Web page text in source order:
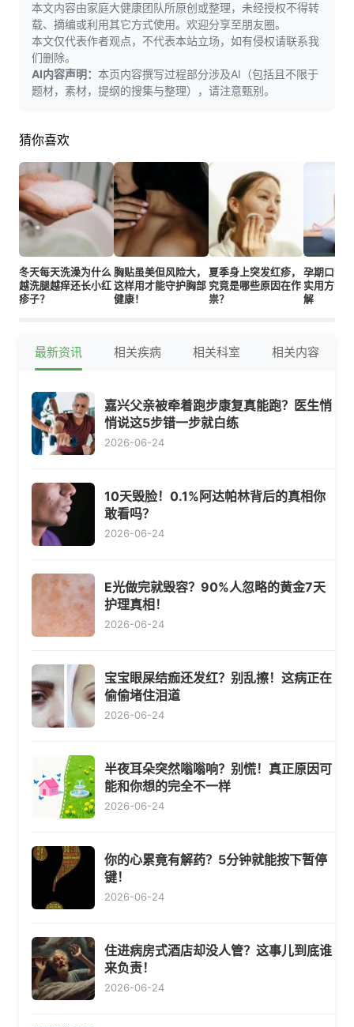
本文内容由家庭大健康团队所原创或整理，未经授权不得转
载、摘编或利用其它方式使用。欢迎分享至朋友圈。
本文仅代表作者观点，不代表本站立场，如有侵权请联系我
们删除。
AI内容声明： 本页内容撰写过程部分涉及AI（包括且不限于
题材，素材，提纲的搜集与整理），请注意甄别。
猜你喜欢
冬天每天洗澡为什么
越洗腿越痒还长小红
疹子？
胸贴虽美但风险大，
这样用才能守护胸部
健康！
夏季身上突发红疹，
究竟是哪些原因在作
祟？
孕期口苦
实用方法
解
最新资讯 相关疾病 相关科室 相关内容
嘉兴父亲被牵着跑步康复真能跑？医生悄
悄说这5步错一步就白练
2026-06-24
10天毁脸！0.1%阿达帕林背后的真相你
敢看吗？
2026-06-24
E光做完就毁容？90%人忽略的黄金7天
护理真相！
2026-06-24
宝宝眼屎结痂还发红？别乱擦！这病正在
偷偷堵住泪道
2026-06-24
半夜耳朵突然嗡嗡响？别慌！真正原因可
能和你想的完全不一样
2026-06-24
你的心累竟有解药？5分钟就能按下暂停
键！
2026-06-24
住进病房式酒店却没人管？这事儿到底谁
来负责！
2026-06-24